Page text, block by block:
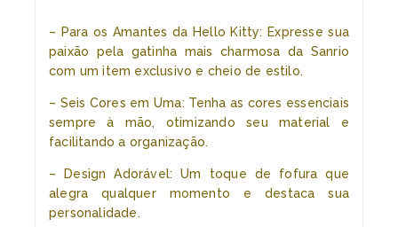
– Para os Amantes da Hello Kitty: Expresse sua
paixão pela gatinha mais charmosa da Sanrio
com um item exclusivo e cheio de estilo.
– Seis Cores em Uma: Tenha as cores essenciais
sempre à mão, otimizando seu material e
facilitando a organização.
– Design Adorável: Um toque de fofura que
alegra qualquer momento e destaca sua
personalidade.